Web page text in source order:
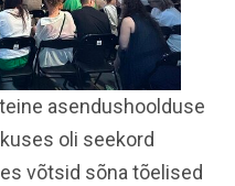
asendushoolduse
oli seekord
võtsid sõna tõelised